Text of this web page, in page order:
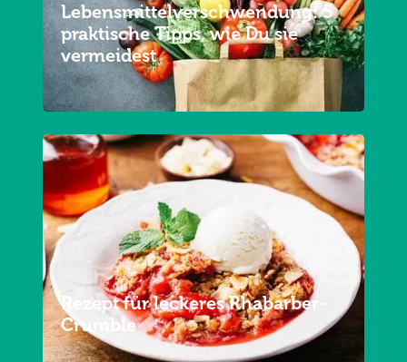
Lebensmittelverschwendung: 5
praktische Tipps, wie Du sie
vermeidest
Rezept für leckeres Rhabarber-
Crumble